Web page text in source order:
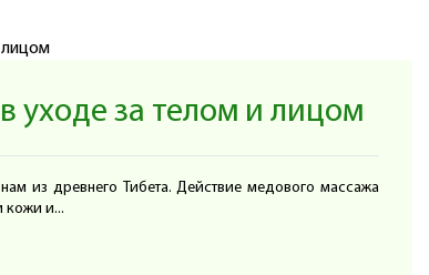
уходе за телом и лицом
из древнего Тибета. Действие медового массажа
кожи и...